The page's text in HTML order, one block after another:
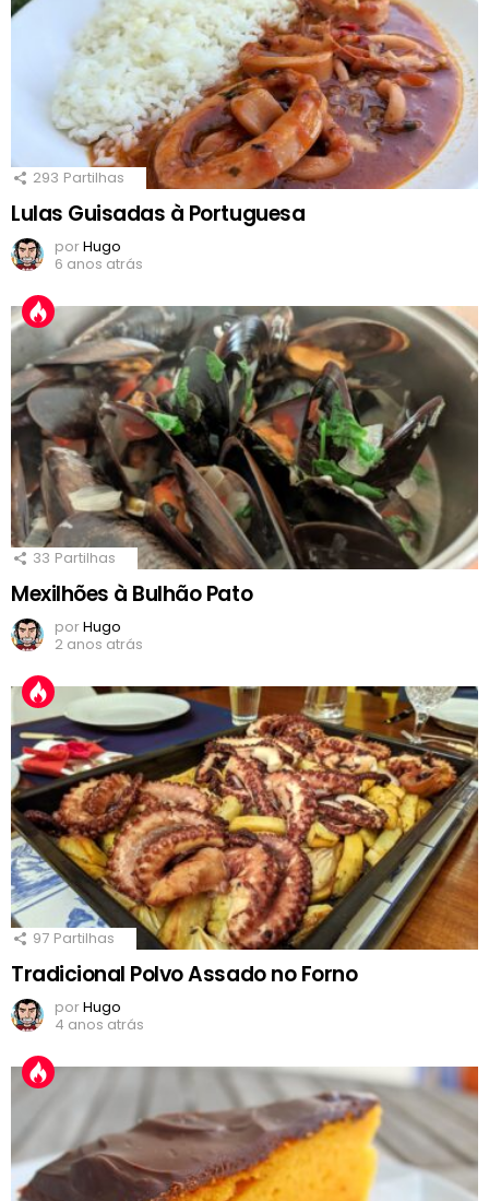
293 Partilhas
Lulas Guisadas à Portuguesa
porHugo
6 anos atrás
33 Partilhas
Mexilhões à Bulhão Pato
porHugo
2 anos atrás
97 Partilhas
Tradicional Polvo Assado no Forno
porHugo
4 anos atrás